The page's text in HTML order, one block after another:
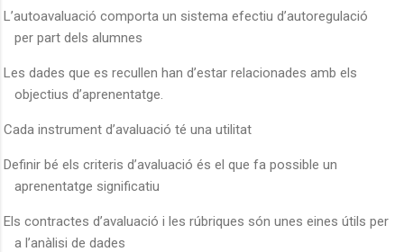
L’autoavaluació comporta un sistema efectiu d’autoregulació
per part dels alumnes
Les dades que es recullen han d’estar relacionades amb els
objectius d’aprenentatge.
Cada instrument d’avaluació té una utilitat
Definir bé els criteris d’avaluació és el que fa possible un
aprenentatge significatiu
Els contractes d’avaluació i les rúbriques són unes eines útils per
a l’anàlisi de dades